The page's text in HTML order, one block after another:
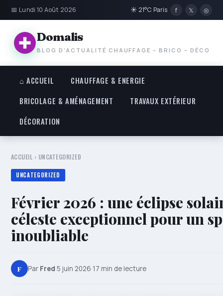
📅 Lundi 10 Août 2026 ☀ 21°C Paris f 𝕏 ◎
Domalis
BLOG D'ACTUALITÉ CHAUFFAGE – BRICO – DÉCO
⌂ ACCUEIL
CHAUFFAGE & ENERGIE
BRICOLAGE & AMÉNAGEMENT
TRAVAUX EXTÉRIEUR
DÉCORATION
ACCUEIL › UNCATEGORIZED
UNCATEGORIZED
Février 2026 : une éclipse
céleste exceptionnel pour un
inoubliable
F Par Fred·5 juin 2026·17 min de lecture